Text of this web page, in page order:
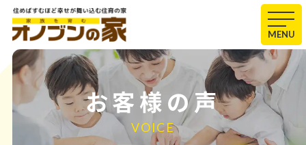
MENU
お客様の声
VOICE